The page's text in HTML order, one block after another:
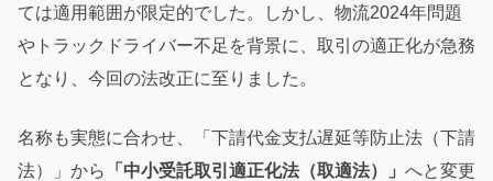
ては適用範囲が限定的でした。しかし、物流2024年問題
やトラックドライバー不足を背景に、取引の適正化が急務
となり、今回の法改正に至りました。
名称も実態に合わせ、「下請代金支払遅延等防止法（下請
法）」から
「中小受託取引適正化法（取適法）」 へと変更